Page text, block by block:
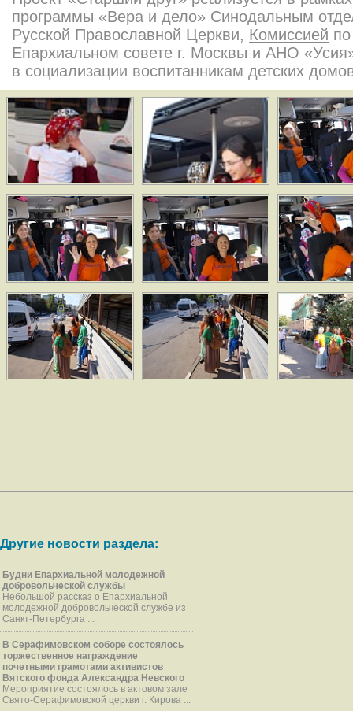
программы «Вера и дело» Синодальным
Русской Православной Церкви, Комиссией
Епархиальном совете г. Москвы и АНО
в социализации воспитанникам детских
Другие новости раздела:
Будни Епархиальной молодежной
добровольческой службы
Небольшой рассказ о Епархиальной
молодежной добровольческой службе из
Санкт-Петербурга ...
В Серафимовском соборе состоялось
торжественное награждение
почетными грамотами активистов
Вятского фонда Александра Невского
Мероприятие состоялось в актовом зале
Свято-Серафимовской церкви г. Кирова ...